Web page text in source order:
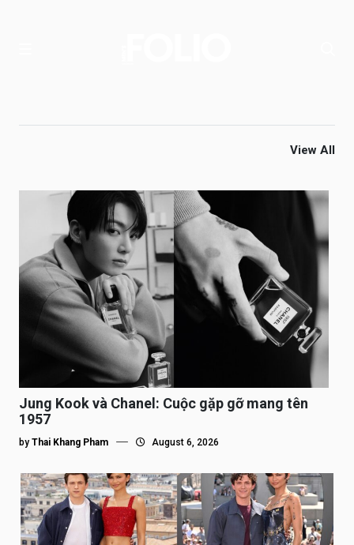
View All
Jung Kook và Chanel: Cuộc gặp gỡ mang tên
1957
by Thai Khang Pham August 6, 2026